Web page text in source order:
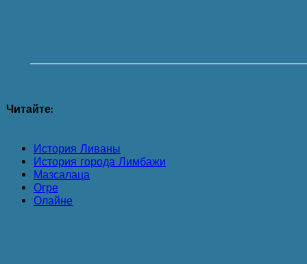
Читайте:
История Ливаны
История города Лимбажи
Мазсалаца
Огре
Олайне